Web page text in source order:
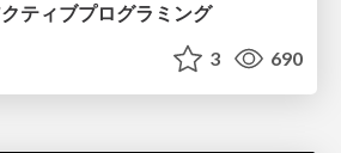
ティブプログラミング
3 690